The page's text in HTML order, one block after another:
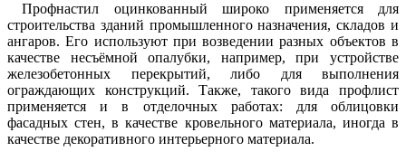
Профнастил оцинкованный широко применяется для
строительства зданий промышленного назначения, складов и
ангаров. Его используют при возведении разных объектов в
качестве несъёмной опалубки, например, при устройстве
железобетонных перекрытий, либо для выполнения
ограждающих конструкций. Также, такого вида профлист
применяется и в отделочных работах: для облицовки
фасадных стен, в качестве кровельного материала, иногда в
качестве декоративного интерьерного материала.